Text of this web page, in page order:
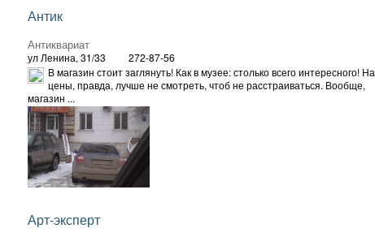
Антик
Антиквариат
ул Ленина, 31/33 272-87-56
В магазин стоит заглянуть! Как в музее: столько всего интересного! На
цены, правда, лучше не смотреть, чтоб не расстраиваться. Вообще,
магазин ...
Арт-эксперт